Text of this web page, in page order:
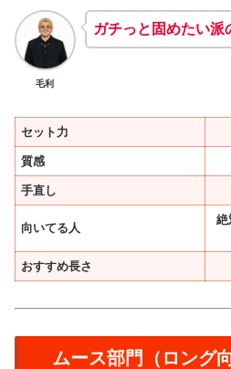
毛利
ガチっと固めたい派
セット力
質感
手直し
向いてる人
絶
おすすめ長さ
ムース部門（ロング